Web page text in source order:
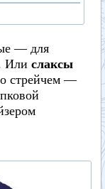
— для
Или слаксы
стрейчем —